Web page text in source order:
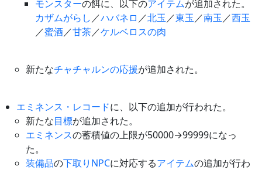
モンスターの餌に、以下のアイテムが追加された。
カザムがらし ／ハバネロ ／北玉 ／東玉 ／南玉 ／西玉
／蜜酒／甘茶／ケルベロスの肉
新たなチャチャルンの応援が追加された。
エミネンス・レコードに、以下の追加が行われた。
新たな目標が追加された。
エミネンスの蓄積値の上限が50000→99999になっ
た。
装備品の下取りNPCに対応するアイテムの追加が行わ